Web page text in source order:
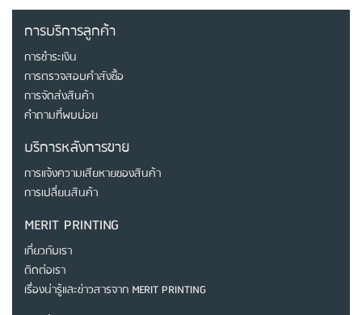
การบริการลูกค้า
การชำระเงิน
การตรวจสอบคำสังซื้อ
การจัดส่งสินค้า
คำถามที่พบบ่อย
บริการหลังการขาย
การแจ้งความเสียหายของสินค้า
การเปลี่ยนสินค้า
MERIT PRINTING
เกี่ยวกับเรา
ติดต่อเรา
เรื่องน่ารู้และข่าวสารจาก MERIT PRINTING